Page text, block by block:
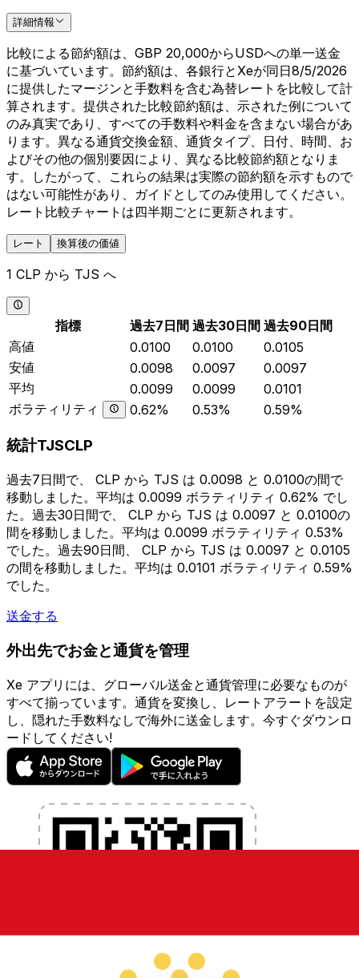
詳細情報
比較による節約額は、GBP 20,000からUSDへの単一送金
に基づいています。節約額は、各銀行とXeが同日8/5/2026
に提供したマージンと手数料を含む為替レートを比較して計
算されます。提供された比較節約額は、示された例について
のみ真実であり、すべての手数料や料金を含まない場合があ
ります。異なる通貨交換金額、通貨タイプ、日付、時間、お
よびその他の個別要因により、異なる比較節約額となりま
す。したがって、これらの結果は実際の節約額を示すもので
はない可能性があり、ガイドとしてのみ使用してください。
レート比較チャートは四半期ごとに更新されます。
レート 換算後の価値
1 CLP から TJS へ
指標 過去7日間 過去30日間 過去90日間
高値
0.0100 0.0100
0.0105
安値
0.0098 0.0097
0.0097
平均
0.0099 0.0099
0.0101
ボラティリティ
0.62% 0.53% 0.59%
統計TJSCLP
過去7日間で、 CLP から TJS は 0.0098 と 0.0100の間で
移動しました。平均は 0.0099 ボラティリティ 0.62% でし
た。過去30日間で、 CLP から TJS は 0.0097 と 0.0100の
間を移動しました。平均は 0.0099 ボラティリティ 0.53%
でした。過去90日間、 CLP から TJS は 0.0097 と 0.0105
の間を移動しました。平均は 0.0101 ボラティリティ 0.59%
でした。
送金する
外出先でお金と通貨を管理
Xe アプリには、グローバル送金と通貨管理に必要なものが
すべて揃っています。通貨を変換し、レートアラートを設定
し、隠れた手数料なしで海外に送金します。今すぐダウンロ
ードしてください!